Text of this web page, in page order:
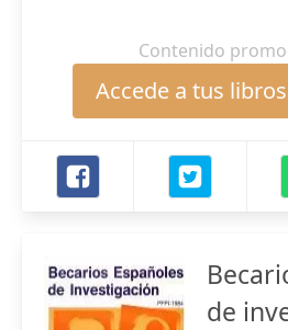
Contenido
Accede a tus
de